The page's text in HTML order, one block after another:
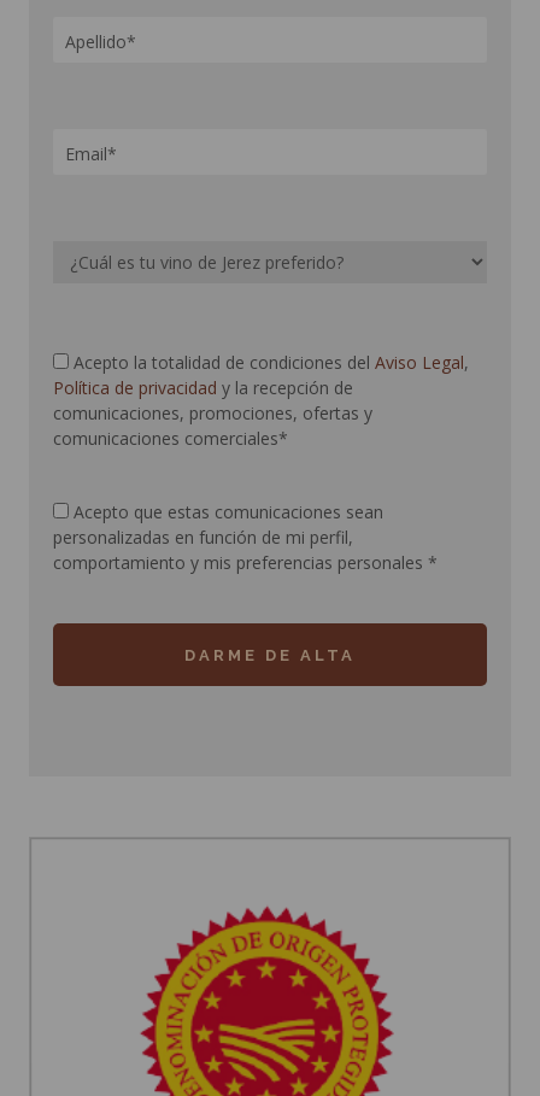
Acepto la totalidad de condiciones del Aviso Legal,
Política de privacidad y la recepción de
comunicaciones, promociones, ofertas y
comunicaciones comerciales*
Acepto que estas comunicaciones sean
personalizadas en función de mi perfil,
comportamiento y mis preferencias personales *
DARME DE ALTA